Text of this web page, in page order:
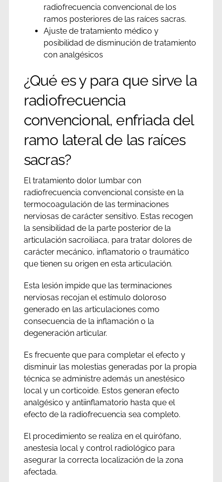
radiofrecuencia convencional de los
ramos posteriores de las raíces sacras.
Ajuste de tratamiento médico y
posibilidad de disminución de tratamiento
con analgésicos
¿Qué es y para que sirve la
radiofrecuencia
convencional, enfriada del
ramo lateral de las raíces
sacras?
El tratamiento dolor lumbar con
radiofrecuencia convencional consiste en la
termocoagulación de las terminaciones
nerviosas de carácter sensitivo. Estas recogen
la sensibilidad de la parte posterior de la
articulación sacroiliaca, para tratar dolores de
carácter mecánico, inflamatorio o traumático
que tienen su origen en esta articulación.
Esta lesión impide que las terminaciones
nerviosas recojan el estímulo doloroso
generado en las articulaciones como
consecuencia de la inflamación o la
degeneración articular.
Es frecuente que para completar el efecto y
disminuir las molestias generadas por la propia
técnica se administre además un anestésico
local y un corticoide. Estos generan efecto
analgésico y antiinflamatorio hasta que el
efecto de la radiofrecuencia sea completo.
El procedimiento se realiza en el quirófano,
anestesia local y control radiológico para
asegurar la correcta localización de la zona
afectada.